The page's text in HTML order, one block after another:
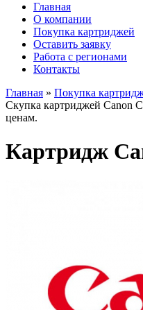
Главная
О компании
Покупка картриджей
Оставить заявку
Работа с регионами
Контакты
Главная » Покупка
Скупка картриджей Canon
ценам.
Картридж